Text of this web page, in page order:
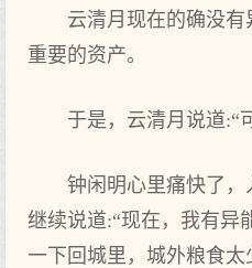
云清月现在的确没
重要的资产。
于是，云清月说道:“
钟闲明心里痛快了
继续说道:“现在，我有异
一下回城里，城外粮食